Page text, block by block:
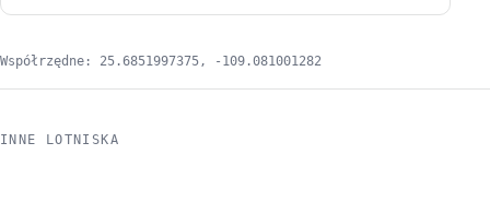
Współrzędne: 25.6851997375, -109.081001282
INNE LOTNISKA